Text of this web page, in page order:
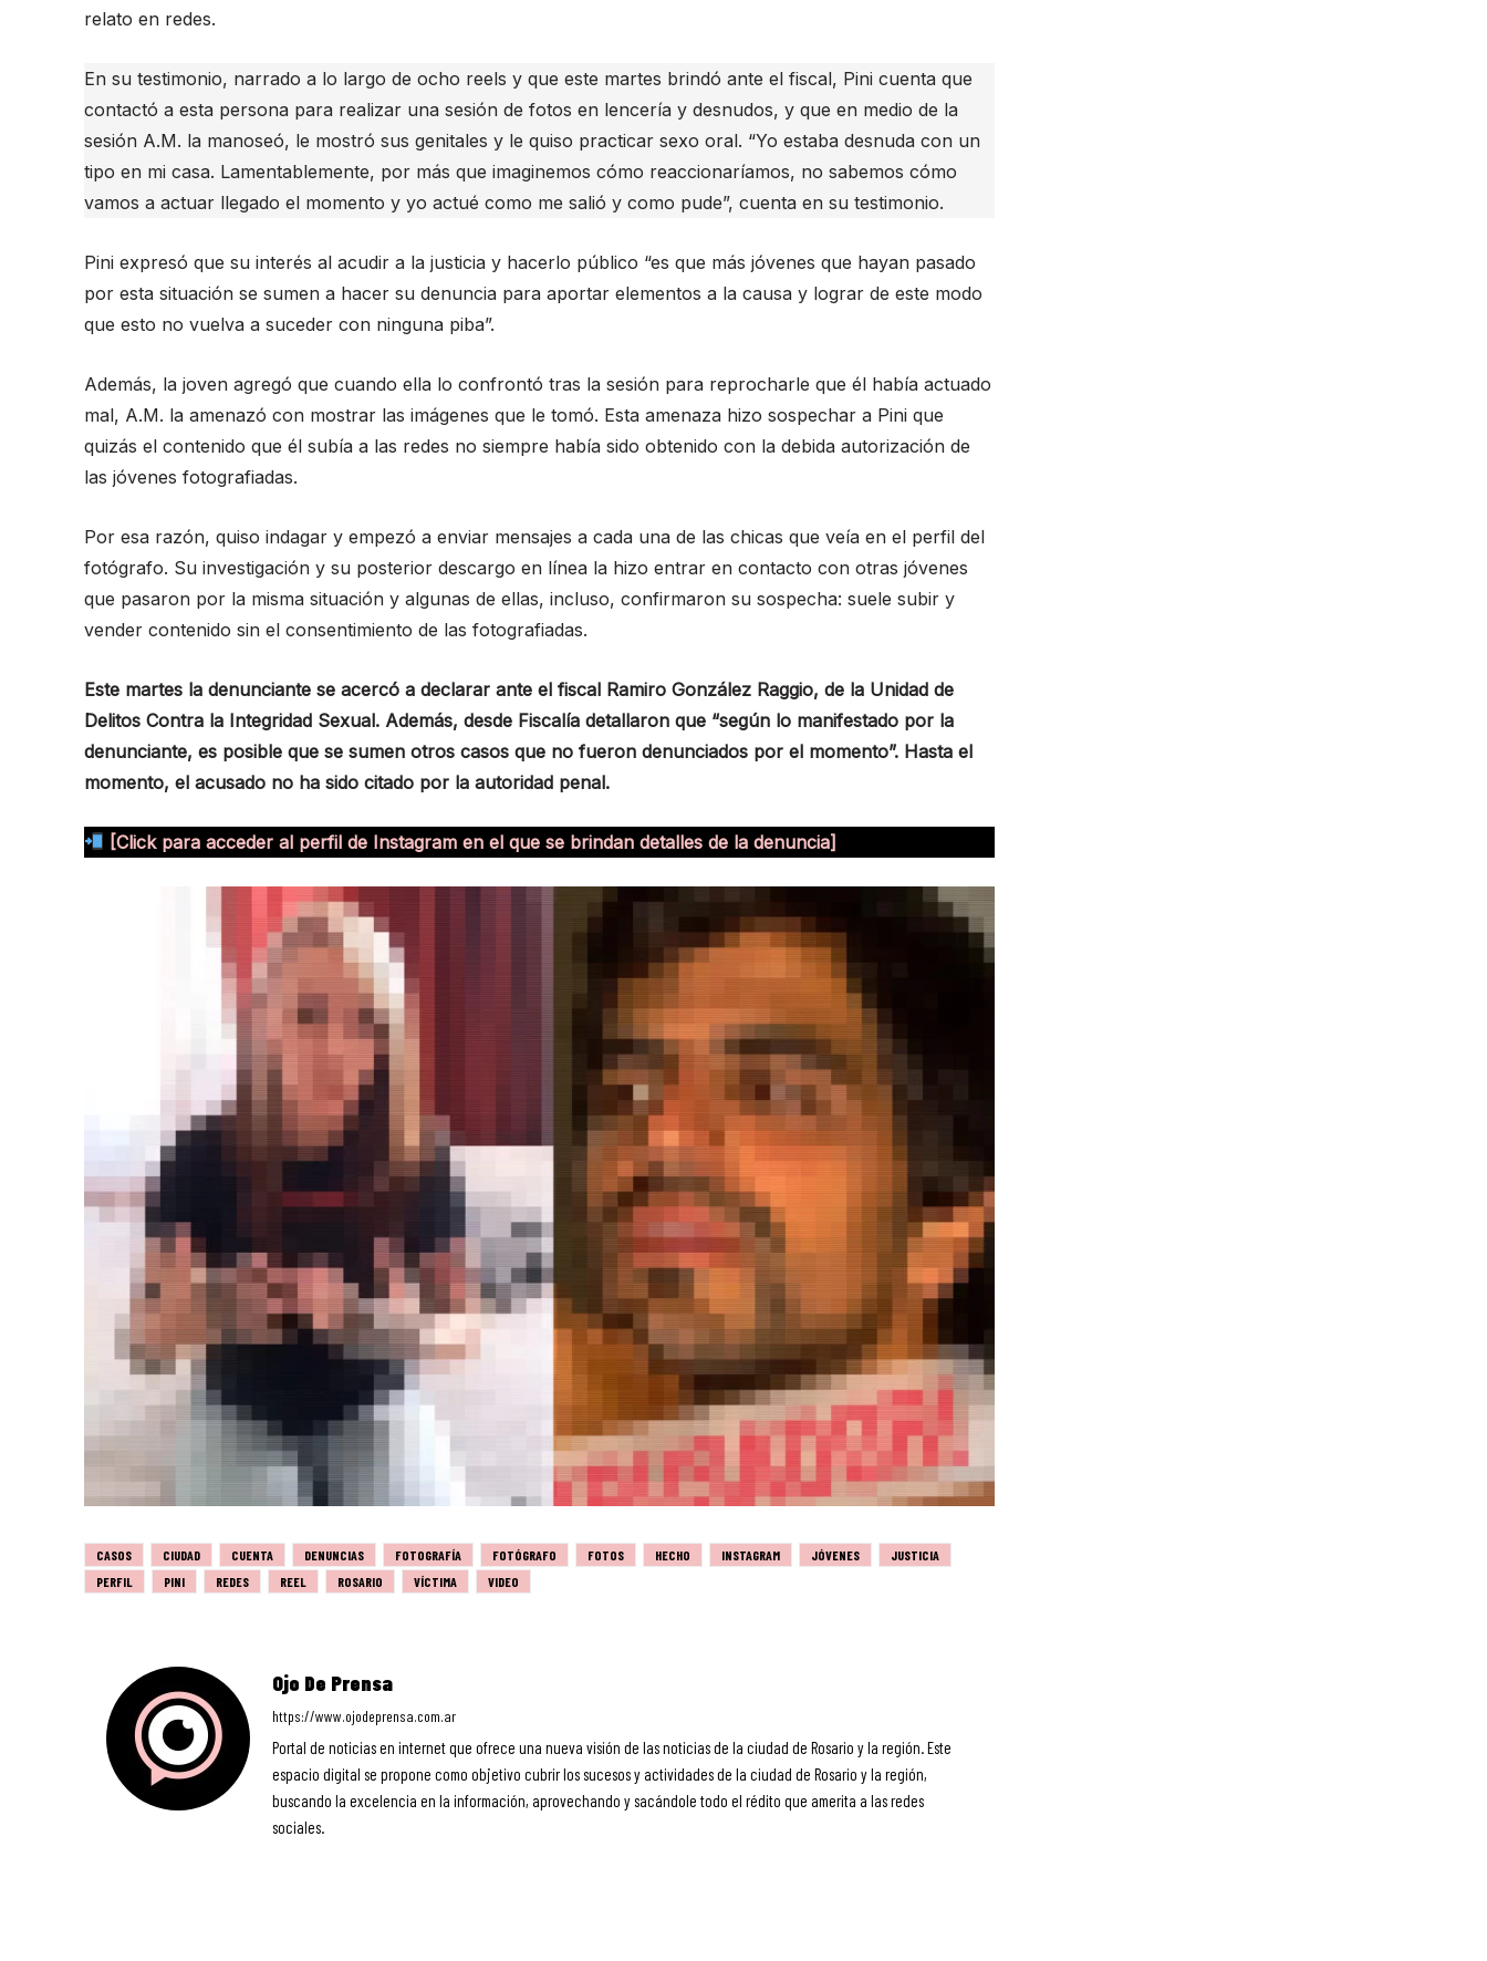
relato en redes.
En su testimonio, narrado a lo largo de ocho reels y que este martes brindó ante el fiscal, Pini cuenta que
contactó a esta persona para realizar una sesión de fotos en lencería y desnudos, y que en medio de la
sesión A.M. la manoseó, le mostró sus genitales y le quiso practicar sexo oral. “Yo estaba desnuda con un
tipo en mi casa. Lamentablemente, por más que imaginemos cómo reaccionaríamos, no sabemos cómo
vamos a actuar llegado el momento y yo actué como me salió y como pude”, cuenta en su testimonio.
Pini expresó que su interés al acudir a la justicia y hacerlo público “es que más jóvenes que hayan pasado
por esta situación se sumen a hacer su denuncia para aportar elementos a la causa y lograr de este modo
que esto no vuelva a suceder con ninguna piba”.
Además, la joven agregó que cuando ella lo confrontó tras la sesión para reprocharle que él había actuado
mal, A.M. la amenazó con mostrar las imágenes que le tomó. Esta amenaza hizo sospechar a Pini que
quizás el contenido que él subía a las redes no siempre había sido obtenido con la debida autorización de
las jóvenes fotografiadas.
Por esa razón, quiso indagar y empezó a enviar mensajes a cada una de las chicas que veía en el perfil del
fotógrafo. Su investigación y su posterior descargo en línea la hizo entrar en contacto con otras jóvenes
que pasaron por la misma situación y algunas de ellas, incluso, confirmaron su sospecha: suele subir y
vender contenido sin el consentimiento de las fotografiadas.
Este martes la denunciante se acercó a declarar ante el fiscal Ramiro González Raggio, de la Unidad de
Delitos Contra la Integridad Sexual. Además, desde Fiscalía detallaron que “según lo manifestado por la
denunciante, es posible que se sumen otros casos que no fueron denunciados por el momento”. Hasta el
momento, el acusado no ha sido citado por la autoridad penal.
[Click para acceder al perfil de Instagram en el que se brindan detalles de la denuncia]
CASOS CIUDAD CUENTA DENUNCIAS FOTOGRAFÍA FOTÓGRAFO FOTOS HECHO INSTAGRAM JÓVENES
JUSTICIA
PERFIL
PINI REDES REEL ROSARIO VÍCTIMA VIDEO
Ojo De Prensa
https://www.ojodeprensa.com.ar
Portal de noticias en internet que ofrece una nueva visión de las noticias de la ciudad de Rosario y la región. Este
espacio digital se propone como objetivo cubrir los sucesos y actividades de la ciudad de Rosario y la región,
buscando la excelencia en la información, aprovechando y sacándole todo el rédito que amerita a las redes
sociales.